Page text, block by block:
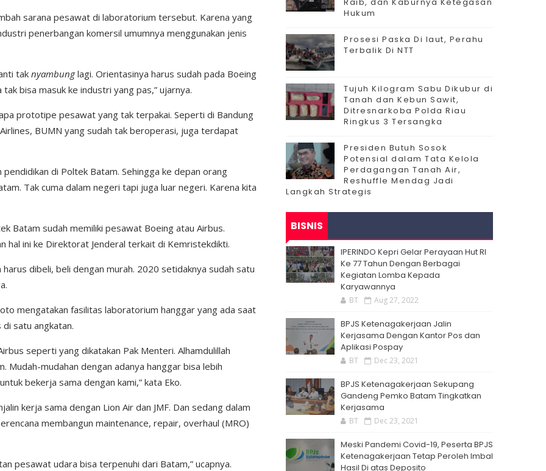
sarana pesawat di laboratorium tersebut. Karena yang
penerbangan komersil umumnya menggunakan jenis
tak nyambunglagi. Orientasinya harus sudah pada Boeing
bisa masuk ke industri yang pas,” ujarnya.
prototipe pesawat yang tak terpakai. Seperti di Bandung
BUMN yang sudah tak beroperasi, juga terdapat
di Poltek Batam. Sehingga ke depan orang
Tak cuma dalam negeri tapi juga luar negeri. Karena kita
Batam sudah memiliki pesawat Boeing atau Airbus.
hal ini ke Direktorat Jenderal terkait di Kemristekdikti.
dibeli, beli dengan murah. 2020 setidaknya sudah satu
mengatakan fasilitas laboratorium hanggar yang ada saat
satu angkatan.
seperti yang dikatakan Pak Menteri. Alhamdulillah
Mudah-mudahan dengan adanya hanggar bisa lebih
bekerja sama dengan kami,” kata Eko.
kerja sama dengan Lion Air dan JMF. Dan sedang dalam
membangun maintenance, repair, overhaul (MRO)
pesawat udara bisa terpenuhi dari Batam,” ucapnya.
Hukum
Prosesi Paska Di laut, Perahu
Terbalik Di NTT
Tujuh Kilogram Sabu Dikubur di
Tanah dan Kebun Sawit,
Ditresnarkoba Polda Riau
Ringkus 3 Tersangka
Presiden Butuh Sosok
Potensial dalam Tata Kelola
Perdagangan Tanah Air,
Reshuffle Mendag Jadi
Langkah Strategis
BISNIS
IPERINDO Kepri Gelar Perayaan Hut RI
Ke 77 Tahun Dengan Berbagai
Kegiatan Lomba Kepada
Karyawannya
BT Aug 27, 2022
BPJS Ketenagakerjaan Jalin
Kerjasama Dengan Kantor Pos dan
Aplikasi Pospay
BT Dec 23, 2021
BPJS Ketenagakerjaan Sekupang
Gandeng Pemko Batam Tingkatkan
Kerjasama
BT Dec 23, 2021
Meski Pandemi Covid-19, Peserta BPJS
Ketenagakerjaan Tetap Peroleh Imbal
Hasil Di atas Deposito